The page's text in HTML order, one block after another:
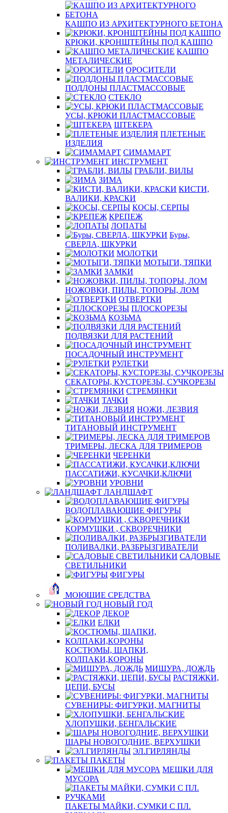
КАШПО ИЗ АРХИТЕКТУРНОГО БЕТОНА
КРЮКИ, КРОНШТЕЙНЫ ПОД КАШПО
КАШПО
МЕТАЛИЧЕСКИЕ
ОРОСИТЕЛИ
ПОДДОНЫ ПЛАСТМАССОВЫЕ
СТЕКЛО
УСЫ, КРЮКИ ПЛАСТМАССОВЫЕ
ШТЕКЕРА
ПЛЕТЕНЫЕ
ИЗДЕЛИЯ
СИМАМАРТ
ИНСТРУМЕНТ
ГРАБЛИ, ВИЛЫ
ЗИМА
КИСТИ,
ВАЛИКИ, КРАСКИ
КОСЫ, СЕРПЫ
КРЕПЕЖ
ЛОПАТЫ
Буры,
СВЕРЛА, ШКУРКИ
МОЛОТКИ
МОТЫГИ, ТЯПКИ
ЗАМКИ
НОЖОВКИ, ПИЛЫ, ТОПОРЫ, ЛОМ
ОТВЕРТКИ
ПЛОСКОРЕЗЫ
КОЗЬМА
ПОДВЯЗКИ ДЛЯ РАСТЕНИЙ
ПОСАДОЧНЫЙ ИНСТРУМЕНТ
РУЛЕТКИ
СЕКАТОРЫ, КУСТОРЕЗЫ, СУЧКОРЕЗЫ
СТРЕМЯНКИ
ТАЧКИ
НОЖИ, ЛЕЗВИЯ
ТИТАНОВЫЙ ИНСТРУМЕНТ
ТРИМЕРЫ, ЛЕСКА ДЛЯ ТРИМЕРОВ
ЧЕРЕНКИ
ПАССАТИЖИ, КУСАЧКИ,КЛЮЧИ
УРОВНИ
ЛАНДШАФТ
ВОДОПЛАВАЮЩИЕ ФИГУРЫ
КОРМУШКИ , СКВОРЕЧНИКИ
ПОЛИВАЛКИ, РАЗБРЫЗГИВАТЕЛИ
САДОВЫЕ
СВЕТИЛЬНИКИ
ФИГУРЫ
МОЮЩИЕ СРЕДСТВА
НОВЫЙ ГОД
ДЕКОР
ЕЛКИ
КОСТЮМЫ, ШАПКИ,
КОЛПАКИ,КОРОНЫ
МИШУРА, ДОЖДЬ
РАСТЯЖКИ,
ЦЕПИ, БУСЫ
СУВЕНИРЫ: ФИГУРКИ, МАГНИТЫ
ХЛОПУШКИ, БЕНГАЛЬСКИЕ
ШАРЫ НОВОГОДНИЕ, ВЕРХУШКИ
ЭЛ.ГИРЛЯНДЫ
ПАКЕТЫ
МЕШКИ ДЛЯ
МУСОРА
ПАКЕТЫ МАЙКИ, СУМКИ С ПЛ.